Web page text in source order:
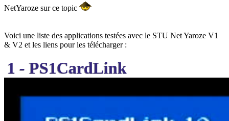
NetYaroze sur ce topic
Voici une liste des applications testées avec le STU Net Yaroze V1
& V2 et les liens pour les télécharger :
1 - PS1CardLink